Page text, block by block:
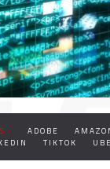
: ADOBE
TIKTOK